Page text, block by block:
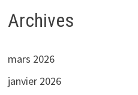
Archives
mars 2026
janvier 2026